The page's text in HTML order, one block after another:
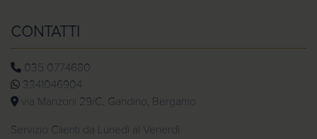
CONTATTI
035 0774680
3341046904
via Manzoni 29/C, Gandino, Bergamo
Servizio Clienti da Lunedì al Venerdì